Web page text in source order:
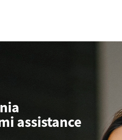
assistance